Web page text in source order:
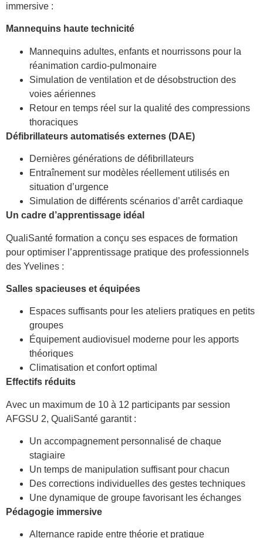
immersive :
Mannequins haute technicité
Mannequins adultes, enfants et nourrissons pour la
réanimation cardio-pulmonaire
Simulation de ventilation et de désobstruction des
voies aériennes
Retour en temps réel sur la qualité des compressions
thoraciques
Défibrillateurs automatisés externes (DAE)
Dernières générations de défibrillateurs
Entraînement sur modèles réellement utilisés en
situation d’urgence
Simulation de différents scénarios d’arrêt cardiaque
Un cadre d’apprentissage idéal
QualiSanté formation a conçu ses espaces de formation
pour optimiser l’apprentissage pratique des professionnels
des Yvelines :
Salles spacieuses et équipées
Espaces suffisants pour les ateliers pratiques en petits
groupes
Équipement audiovisuel moderne pour les apports
théoriques
Climatisation et confort optimal
Effectifs réduits
Avec un maximum de 10 à 12 participants par session
AFGSU 2, QualiSanté garantit :
Un accompagnement personnalisé de chaque
stagiaire
Un temps de manipulation suffisant pour chacun
Des corrections individuelles des gestes techniques
Une dynamique de groupe favorisant les échanges
Pédagogie immersive
Alternance rapide entre théorie et pratique